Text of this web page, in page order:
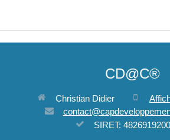
CD@C®
Christian Didier
SIRET: